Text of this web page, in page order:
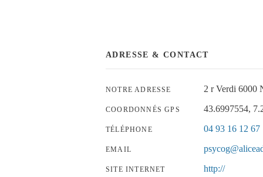
ADRESSE & CONTACT
NOTRE ADRESSE 2 r Verdi 6000
COORDONNÉS GPS 43.6997554,
TÉLÉPHONE 04 93 16 12 67
EMAIL
SITE INTERNET http://